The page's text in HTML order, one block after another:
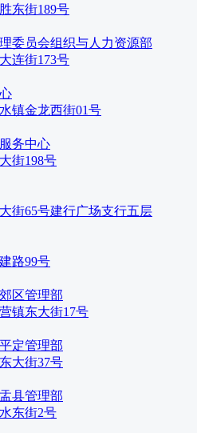
东街189号
委员会组织与人力资源部
连街173号
镇金龙西街01号
务中心
街198号
街65号建行广场支行五层
路99号
区管理部
镇东大街17号
定管理部
大街37号
县管理部
东街2号